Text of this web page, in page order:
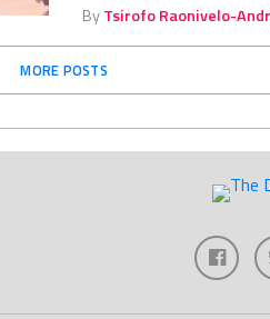
ByTsirofo Raonivelo-
MORE POSTS